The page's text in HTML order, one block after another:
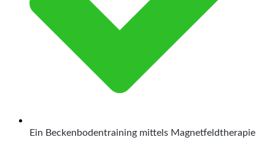
Ein Beckenbodentraining mittels Magnetfeldtherapie